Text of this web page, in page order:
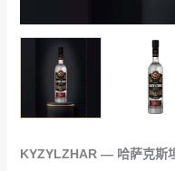
KYZYLZHAR — 哈萨克斯